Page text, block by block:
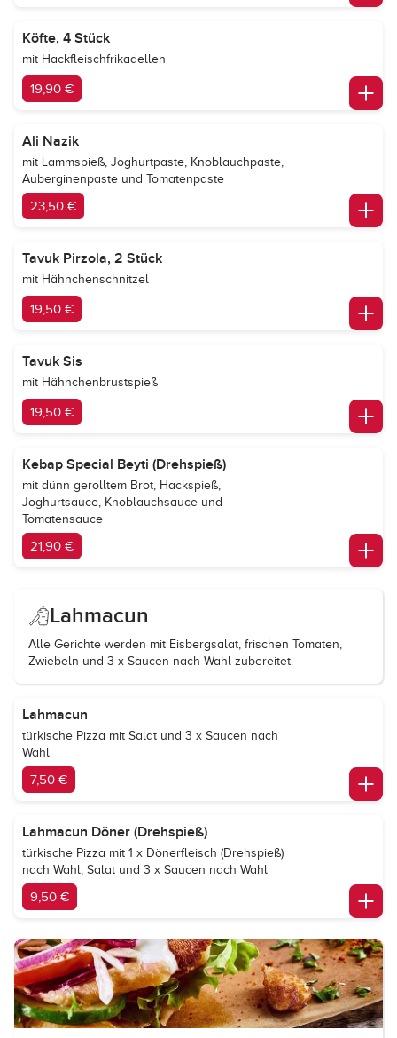
Köfte, 4 Stück
mit Hackfleischfrikadellen
19,90 €
Ali Nazik
mit Lammspieß, Joghurtpaste, Knoblauchpaste,
Auberginenpaste und Tomatenpaste
23,50 €
Tavuk Pirzola, 2 Stück
mit Hähnchenschnitzel
19,50 €
Tavuk Sis
mit Hähnchenbrustspieß
19,50 €
Kebap Special Beyti (Drehspieß)
mit dünn gerolltem Brot, Hackspieß,
Joghurtsauce, Knoblauchsauce und
Tomatensauce
21,90 €
Lahmacun
Alle Gerichte werden mit Eisbergsalat, frischen Tomaten,
Zwiebeln und 3 x Saucen nach Wahl zubereitet.
Lahmacun
türkische Pizza mit Salat und 3 x Saucen nach
Wahl
7,50 €
Lahmacun Döner (Drehspieß)
türkische Pizza mit 1 x Dönerfleisch (Drehspieß)
nach Wahl, Salat und 3 x Saucen nach Wahl
9,50 €